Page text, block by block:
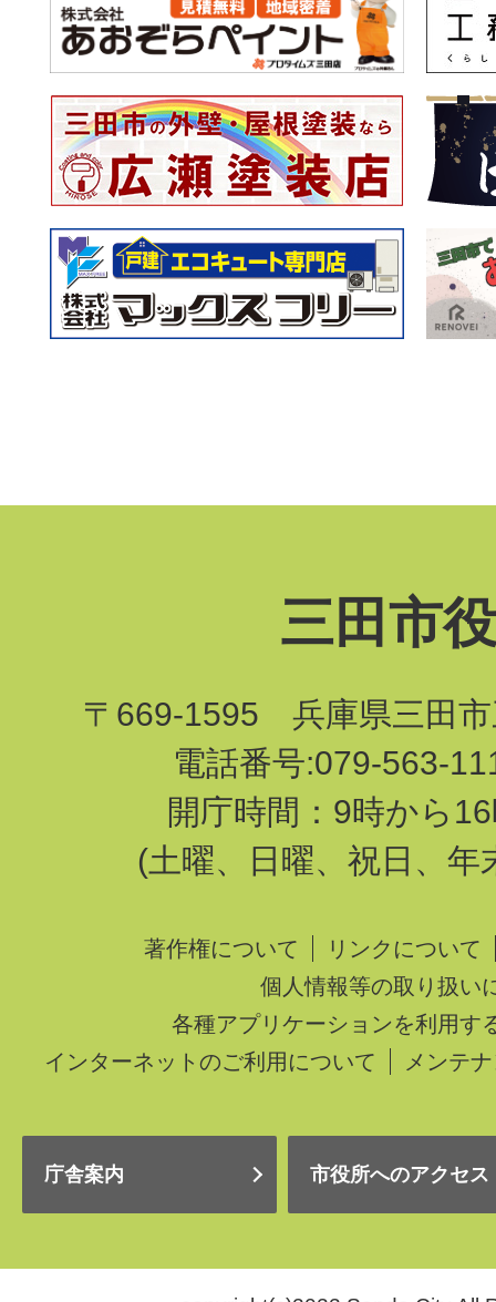
三田市
〒669-1595 兵庫県三田市
電話番号:079-563-
開庁時間：9時から
(土曜、日曜、祝日、年
著作権について
リンクについて
個人情報等の取り扱い
各種アプリケーションを利用す
インターネットのご利用について
メンテ
庁舎案内 市役所へのアクセス